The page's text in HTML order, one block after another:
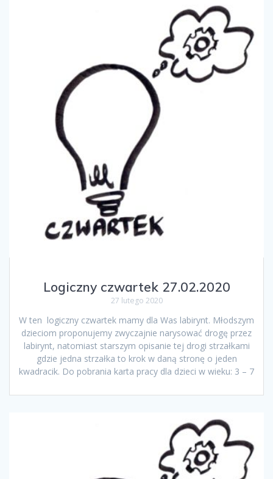
Logiczny czwartek 27.02.2020
27 lutego 2020
W ten logiczny czwartek mamy dla Was labirynt. Młodszym
dzieciom proponujemy zwyczajnie narysować drogę przez
labirynt, natomiast starszym opisanie tej drogi strzałkami
gdzie jedna strzałka to krok w daną stronę o jeden
kwadracik. Do pobrania karta pracy dla dzieci w wieku: 3 – 7